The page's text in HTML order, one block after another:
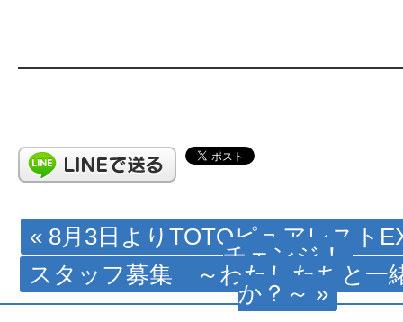
« 8月3日よりTOTOピュアレスト
チェンジ！
スタッフ募集 ～わたしたちと一
か？～ »